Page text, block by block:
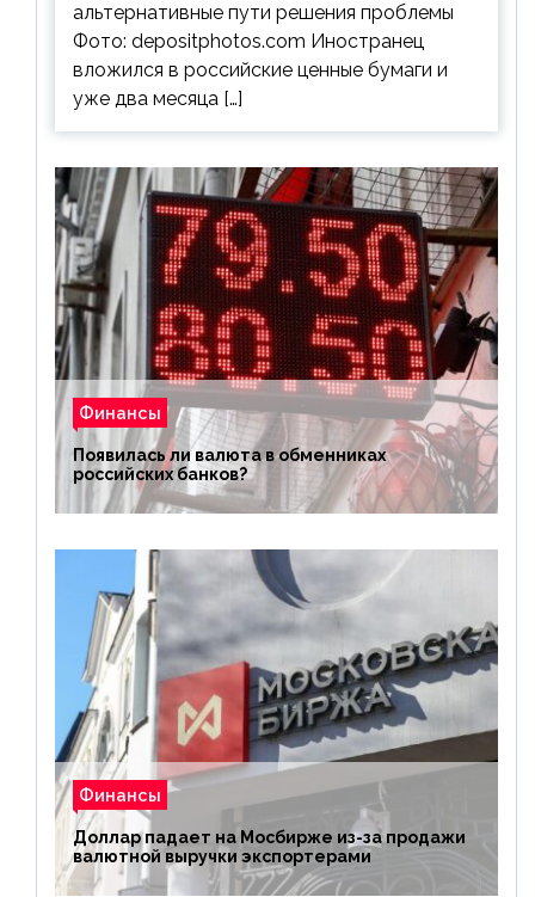
альтернативные пути решения проблемы
Фото: depositphotos.com Иностранец
вложился в российские ценные бумаги и
уже два месяца […]
Финансы
Появилась ли валюта в обменниках
российских банков?
Финансы
Доллар падает на Мосбирже из-за продажи
валютной выручки экспортерами